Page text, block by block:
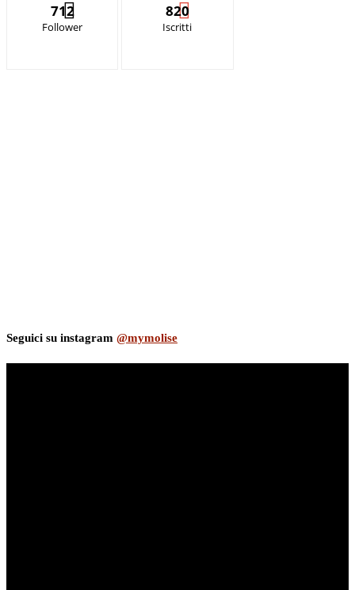
712
Follower
820
Iscritti
Seguici su instagram @mymolise